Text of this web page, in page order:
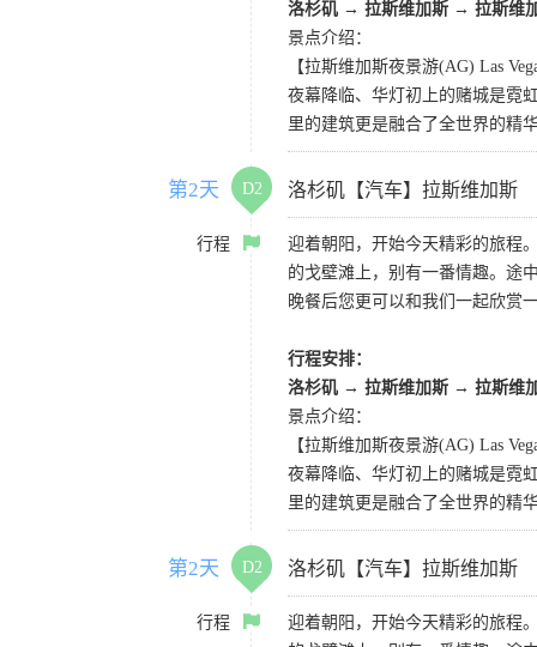
洛杉矶 → 拉斯维加斯 → 拉斯维
景点介绍：
【拉斯维加斯夜景游(AG) Las
夜幕降临、华灯初上的赌城是霓
里的建筑更是融合了全世界的精
第2天 D2 洛杉矶【汽车】拉斯维加斯
行程
迎着朝阳，开始今天精彩的旅程
的戈壁滩上，别有一番情趣。途
晚餐后您更可以和我们一起欣赏
行程安排：
洛杉矶 → 拉斯维加斯 → 拉斯维
景点介绍：
【拉斯维加斯夜景游(AG) Las
夜幕降临、华灯初上的赌城是霓
里的建筑更是融合了全世界的精
第2天 D2 洛杉矶【汽车】拉斯维加斯
行程
迎着朝阳，开始今天精彩的旅程